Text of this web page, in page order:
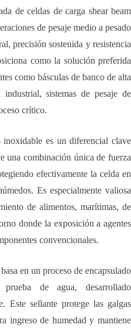
de celdas de carga shear beam
de pesaje medio a pesado
precisión sostenida y resistencia
como la solución preferida
como básculas de banco de alta
industrial, sistemas de pesaje de
crítico.
es un diferencial clave
una combinación única de fuerza
efectivamente la celda en
Es especialmente valiosa
de alimentos, marítimas, de
donde la exposición a agentes
convencionales.
en un proceso de encapsulado
de agua, desarrollado
Este sellante protege las galgas
ingreso de humedad y mantiene